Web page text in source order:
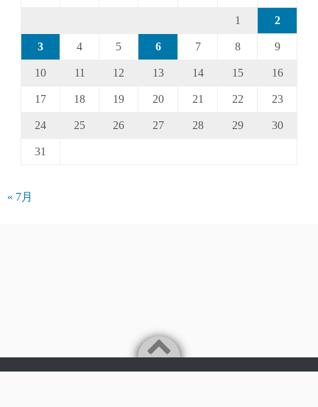
1 2
3 4 5 6 7 8 9
10 11 12 13 14 15 16
17 18 19 20 21 22 23
24 25 26 27 28 29 30
31
« 7月